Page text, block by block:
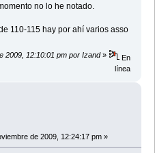
no lo he notado.
110-115 hay por ahí varios asso
2009, 12:10:01 pm por Izand»
En
línea
de 2009, 12:24:17 pm »